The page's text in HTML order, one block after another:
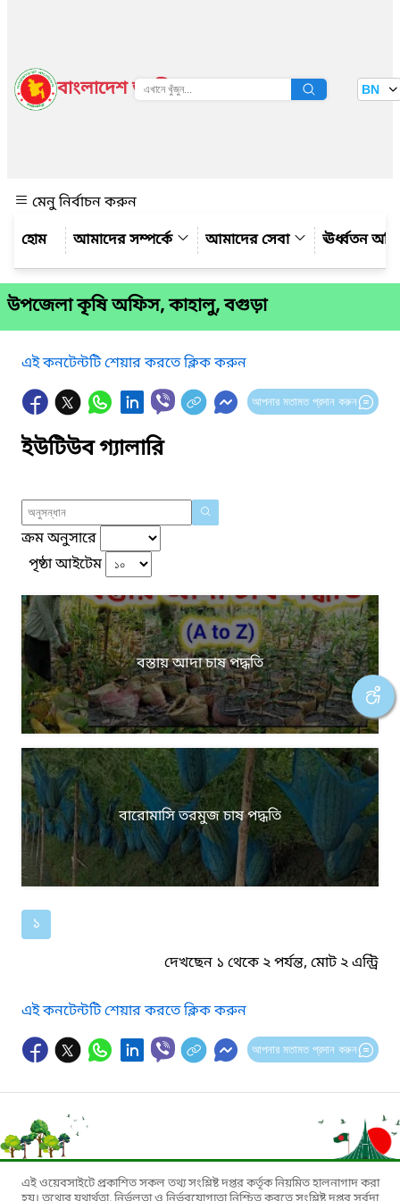
বাংলাদেশ জাতীয় তথ্য বাতায়ন BN
মেনু নির্বাচন করুন
আমাদের সম্পর্কে
আমাদের সেবা ঊর্ধ্বতন
উপজেলা কৃষি অফিস, কাহালু, বগুড়া
এই কনটেন্টটি শেয়ার করতে ক্লিক করুন
আপনার মতামত প্রদান করুন
ইউটিউব গ্যালারি
ক্রম অনুসারে
পৃষ্ঠা আইটেম
বস্তায় আদা চাষ পদ্ধতি
বারোমাসি তরমুজ চাষ পদ্ধতি
১
দেখছেন ১ থেকে ২ পর্যন্ত, মোট ২ এন্ট্রি
এই কনটেন্টটি শেয়ার করতে ক্লিক করুন
আপনার মতামত প্রদান করুন
এই ওয়েবসাইটে প্রকাশিত সকল তথ্য সংশ্লিষ্ট দপ্তর কর্তৃক নিয়মিত হালনাগাদ করা